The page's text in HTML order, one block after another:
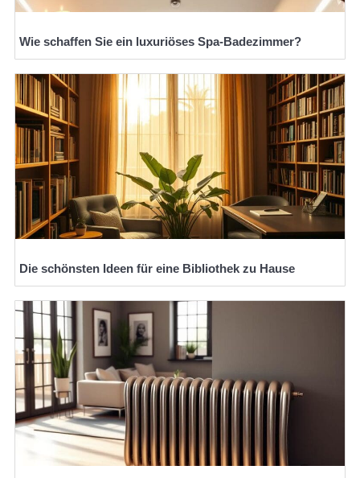
Wie schaffen Sie ein luxuriöses Spa-Badezimmer?
Die schönsten Ideen für eine Bibliothek zu Hause